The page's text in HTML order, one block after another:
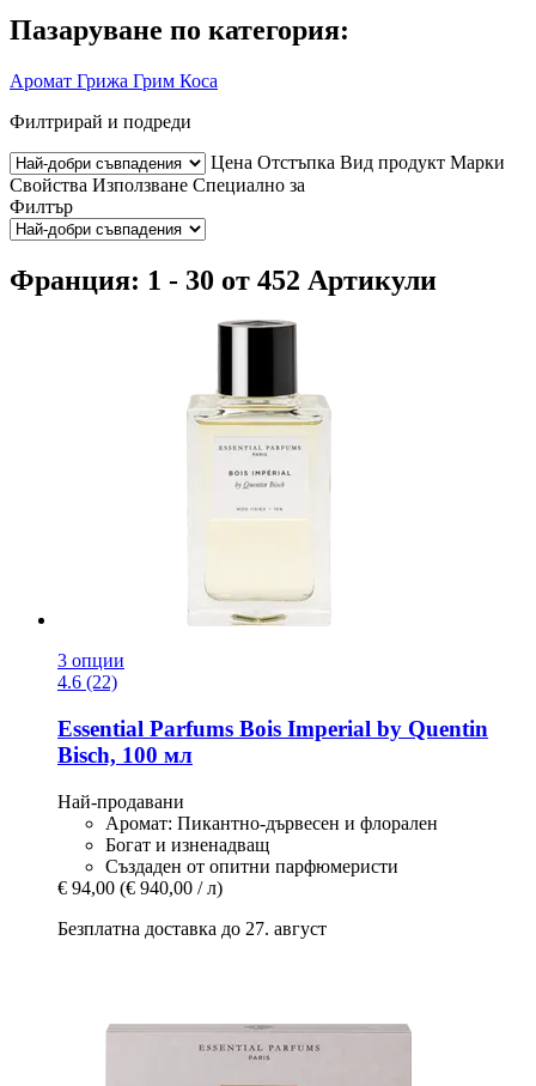
Пазаруване по категория:
Аромат Грижа Грим Коса
Филтрирай и подреди
Цена Отстъпка Вид продукт Марки
Свойства Използване Специално за
Филтър
Франция: 1 - 30 от 452 Артикули
3 опции
4.6 (22)
Essential Parfums Bois Imperial by Quentin
Bisch, 100 мл
Най-продавани
Аромат: Пикантно-дървесен и флорален
Богат и изненадващ
Създаден от опитни парфюмеристи
€ 94,00 (€ 940,00 / л)
Безплатна доставка до 27. август